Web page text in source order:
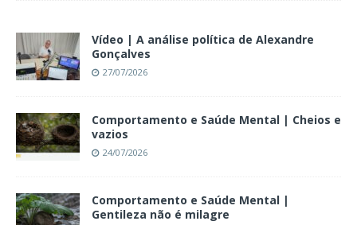
Vídeo | A análise política de Alexandre
Gonçalves
27/07/2026
Comportamento e Saúde Mental | Cheios e
vazios
24/07/2026
Comportamento e Saúde Mental |
Gentileza não é milagre